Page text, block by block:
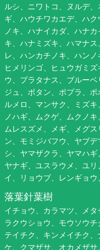
ルシ、ニワトコ、ヌルデ
ギ、ハウチワカエデ、ハ
ノキ、ハナイカダ、ハナ
キ、ハナミズキ、ハマナ
レ、ハンカチノキ、ハンノ
ヒメリンゴ、ヒュウガミ
ウ、プラタナス、ブルー
ジュ、ボタン、ポプラ、
ルメロ、マンサク、ミズ
ノハギ、ムクゲ、ムクノキ
ムレスズメ、メギ、メグ
ン、モミジバフウ、ヤブ
シ、ヤマザクラ、ヤマハ
ヤナギ、ユスラウメ、ユ
イ、リョウブ、レンギョウ
落葉針葉樹
イチョウ、カラマツ、メタ
ラクウショウ、モウソウ
テイチク、キンメイチク
ケ、クマザサ、オカメザ